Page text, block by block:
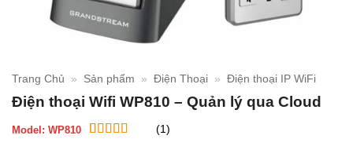
Trang Chủ » Sản phẩm » Điện Thoại » Điện thoại IP WiFi
Điện thoại Wifi WP810 – Quản lý qua Cloud
Model: WP810 (1)